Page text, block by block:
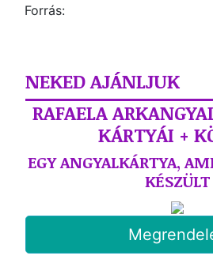
Forrás:
NEKED AJÁNLJUK
RAFAELA
KÁRTYÁI +
EGY ANGYALKÁRTYA,
KÉSZÜLT